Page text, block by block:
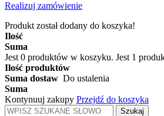
Realizuj zamówienie
Produkt został dodany do koszyka!
Ilość
Suma
Jest 0 produktów w koszyku. Jest 1
Ilość produktów
Suma dostaw Do ustalenia
Suma
Kontynuuj zakupy Przejdź do koszyka
Szukaj